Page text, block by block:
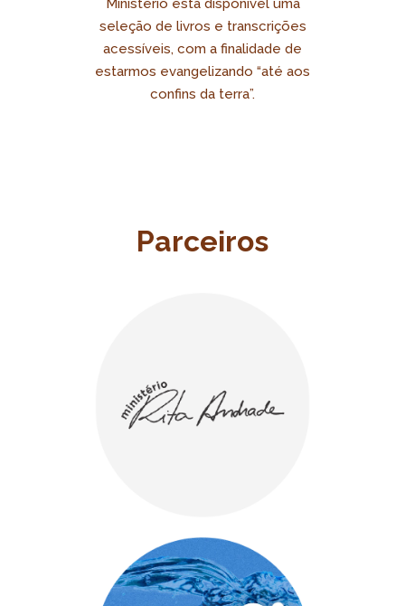
Ministério está disponível uma
seleção de livros e transcrições
acessíveis, com a finalidade de
estarmos evangelizando “até aos
confins da terra”.
Parceiros